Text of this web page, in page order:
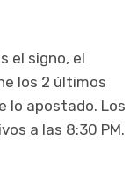
el signo, el
los 2 últimos
lo apostado. Los
a las 8:30 PM.